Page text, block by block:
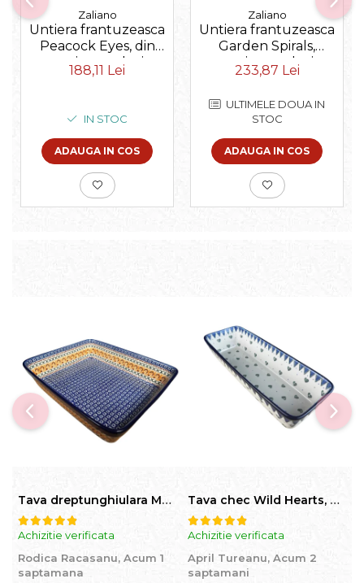
Zaliano
Untiera frantuzeasca
Peacock Eyes, din
ceramica smaltuita,
pictata manual,
188,11 Lei
IN STOC
ADAUGA IN COS
Zaliano
Untiera frantuzeasca
Garden Spirals,
ceramica smaltuita,
pictata manual,
233,87 Lei
ULTIMELE DOUA IN
STOC
ADAUGA IN COS
Tava dreptunghiulara Morning Sunrise, ceramica smaltuita, pictata manual, 27,0 X 32, 5 cm
Achizitie verificata
Rodica Racasanu, Acum 1
saptamana
Tava chec Wild Hearts, ceramica smaltuita, pictata manual, 31,0 X 12,0 cm
Achizitie verificata
April Tureanu, Acum 2
saptamani